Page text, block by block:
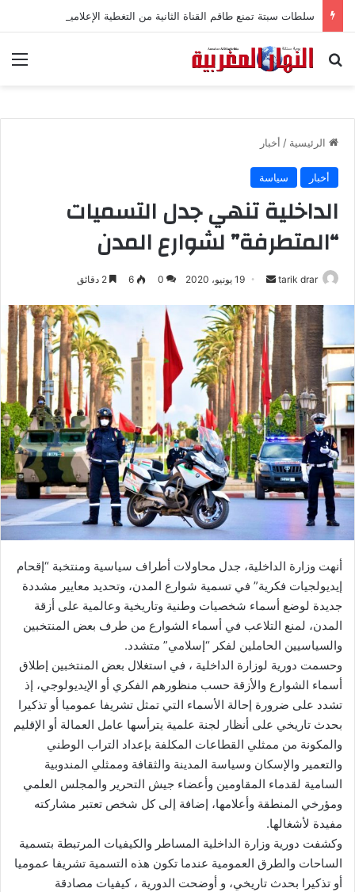
سلطات سبتة تمنع طاقم القناة الثانية من التغطية الإعلامية
بحث عن
الرئيسية / أخبار
أخبار سياسة
الداخلية تنهي جدل التسميات
“المتطرفة” لشوارع المدن
tarik drar
س
ل
ب
ر
د
ا
إ
ل
ك
ن
19 يونيو، 2020 0
6
أنهت وزارة الداخلية، جدل محاولات أطراف سياسية ومنتخبة “إقحام
إيديولجيات فكرية” في تسمية شوارع المدن، وتحديد معايير مشددة
جديدة لوضع أسماء شخصيات وطنية وتاريخية وعالمية على أزقة
المدن، لمنع التلاعب في أسماء الشوارع من طرف بعض المنتخبين
والسياسيين الحاملين لفكر “إسلامي” متشدد.
وحسمت دورية لوزارة الداخلية ، في استغلال بعض المنتخبين إطلاق
أسماء الشوارع والأزقة حسب منظورهم الفكري أو الإيديولوجي، إذ
تشدد على ضرورة إحالة الأسماء التي تمثل تشريفا عموميا أو تذكيرا
بحدث تاريخي على أنظار لجنة علمية يترأسها عامل العمالة أو الإقليم
والمكونة من ممثلي القطاعات المكلفة بإعداد التراب الوطني
والتعمير والإسكان وسياسة المدينة والثقافة وممثلي المندوبية
السامية لقدماء المقاومين وأعضاء جيش التحرير والمجلس العلمي
ومؤرخي المنطقة وأعلامها، إضافة إلى كل شخص تعتبر مشاركته
مفيدة لأشغالها.
وكشفت دورية وزارة الداخلية المساطر والكيفيات المرتبطة بتسمية
الساحات والطرق العمومية عندما تكون هذه التسمية تشريفا عموميا
أو تذكيرا بحدث تاريخي، و أوضحت الدورية ، كيفيات مصادقة